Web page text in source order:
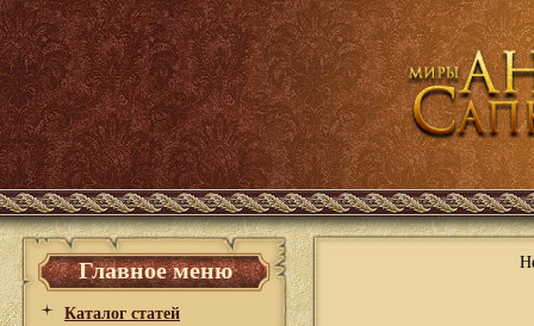
Главное меню
Каталог статей